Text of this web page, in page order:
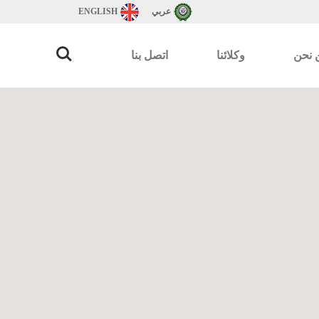
ENGLISH عربي
نحن وكلائنا اتصل بنا